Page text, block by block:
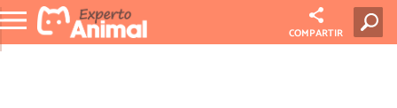
COMPARTIR